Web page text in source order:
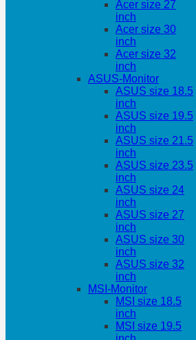
Acer size 27
inch
Acer size 30
inch
Acer size 32
inch
ASUS-Monitor
ASUS size 18.5
inch
ASUS size 19.5
inch
ASUS size 21.5
inch
ASUS size 23.5
inch
ASUS size 24
inch
ASUS size 27
inch
ASUS size 30
inch
ASUS size 32
inch
MSI-Monitor
MSI size 18.5
inch
MSI size 19.5